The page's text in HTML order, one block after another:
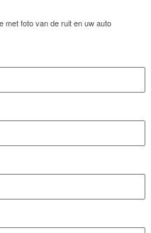
met foto van de ruit en uw auto